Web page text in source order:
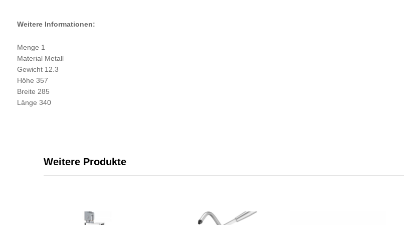
Weitere Informationen:
Menge 1
Material Metall
Gewicht 12.3
Höhe 357
Breite 285
Länge 340
Weitere Produkte